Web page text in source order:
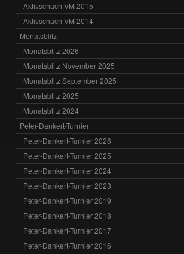
Aktivschach-VM 2015
Aktivschach-VM 2014
Monatsblitz
Monatsblitz 2026
Monatsblitz November 2025
Monatsblitz September 2025
Monatsblitz 2025
Monatsblitz 2024
Peter-Dankert-Turnier
Peter-Dankert-Turnier 2026
Peter-Dankert-Turnier 2025
Peter-Dankert-Turnier 2024
Peter-Dankert-Turnier 2023
Peter-Dankert-Turnier 2019
Peter-Dankert-Turnier 2018
Peter-Dankert-Turnier 2017
Peter-Dankert-Turnier 2016